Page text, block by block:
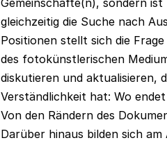
Gemeinschafte(n), sondern
gleichzeitig die Suche nach
Positionen stellt sich die
des fotokünstlerischen
diskutieren und aktualisieren,
Verständlichkeit hat: Wo
Von den Rändern des
Darüber hinaus bilden sich